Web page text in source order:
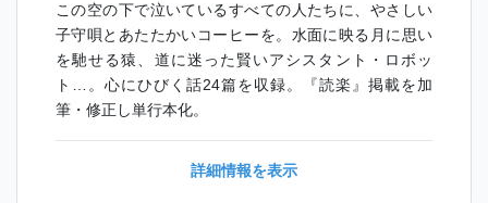
この空の下で泣いているすべての人たちに、やさしい
子守唄とあたたかいコーヒーを。水面に映る月に思い
を馳せる猿、道に迷った賢いアシスタント・ロボッ
ト…。心にひびく話24篇を収録。『読楽』掲載を加
筆・修正し単行本化。
詳細情報を表示